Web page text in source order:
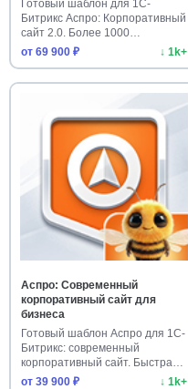
Готовый шаблон для 1С-
Битрикс Аспро: Корпоративный
сайт 2.0. Более 1000
установо…
от 69 900 ₽ ↓ 1k+
Аспро: Современный
корпоративный сайт для
бизнеса
Готовый шаблон Аспро для 1С-
Битрикс: современный
корпоративный сайт. Быстрая
уст…
от 39 900 ₽ ↓ 1k+